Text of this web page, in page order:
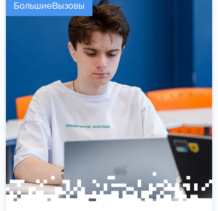
БольшиеВызовы